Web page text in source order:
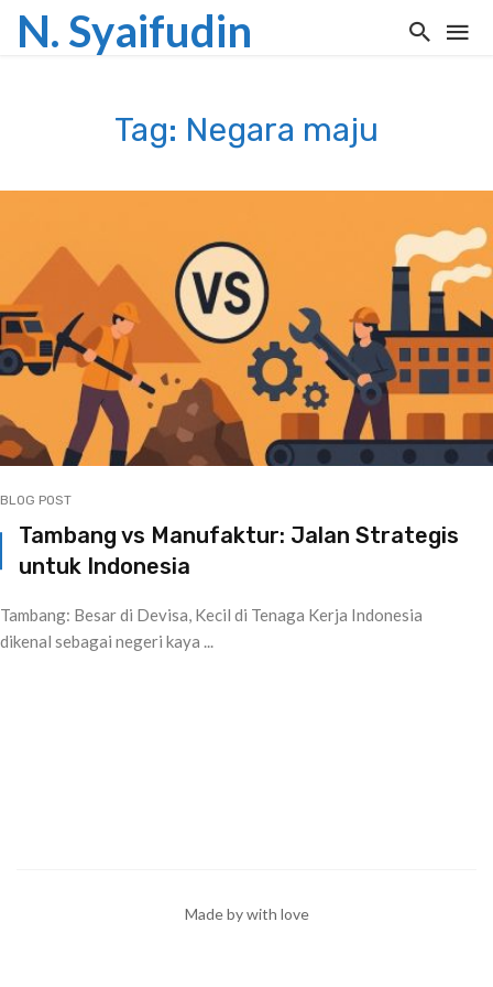
N. Syaifudin
Tag: Negara maju
BLOG POST
Tambang vs Manufaktur: Jalan Strategis
untuk Indonesia
Tambang: Besar di Devisa, Kecil di Tenaga Kerja Indonesia
dikenal sebagai negeri kaya ...
Made by with love